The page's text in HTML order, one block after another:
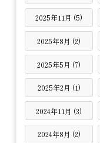
2025年11月 (5)
2025年8月 (2)
2025年5月 (7)
2025年2月 (1)
2024年11月 (3)
2024年8月 (2)